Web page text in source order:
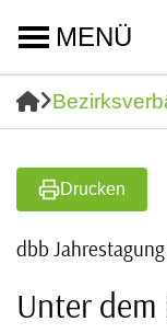
MENÜ
Drucken
dbb
Unter